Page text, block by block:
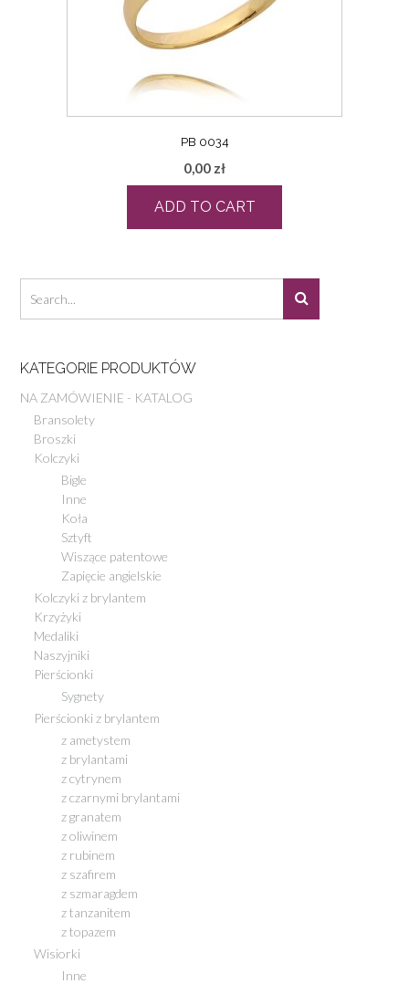
PB 0034
0,00 zł
ADD TO CART
KATEGORIE PRODUKTÓW
NA ZAMÓWIENIE - KATALOG
Bransolety
Broszki
Kolczyki
Bigle
Inne
Koła
Sztyft
Wiszące patentowe
Zapięcie angielskie
Kolczyki z brylantem
Krzyżyki
Medaliki
Naszyjniki
Pierścionki
Sygnety
Pierścionki z brylantem
z ametystem
z brylantami
z cytrynem
z czarnymi brylantami
z granatem
z oliwinem
z rubinem
z szafirem
z szmaragdem
z tanzanitem
z topazem
Wisiorki
Inne